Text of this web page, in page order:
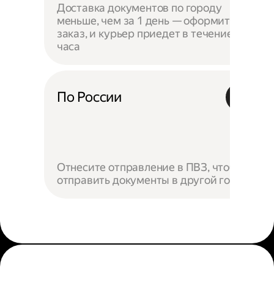
Доставка документов по городу
меньше, чем за 1 день — оформите
заказ, и курьер приедет в течение
часа
По России
Отнесите отправление в ПВЗ, чтобы
отправить документы в другой город